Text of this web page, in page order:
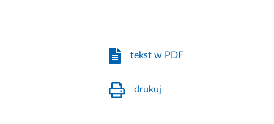
tekst w PDF
drukuj